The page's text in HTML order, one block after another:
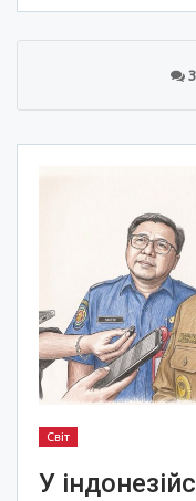
Світ
У